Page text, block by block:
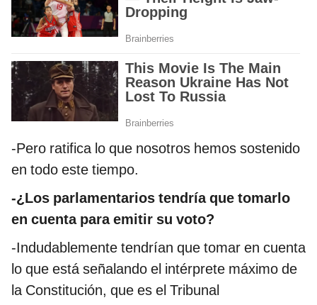
-Pero ratifica lo que nosotros hemos sostenido
en todo este tiempo.
-¿Los parlamentarios tendría que tomarlo
en cuenta para emitir su voto?
-Indudablemente tendrían que tomar en cuenta
lo que está señalando el intérprete máximo de
la Constitución, que es el Tribunal